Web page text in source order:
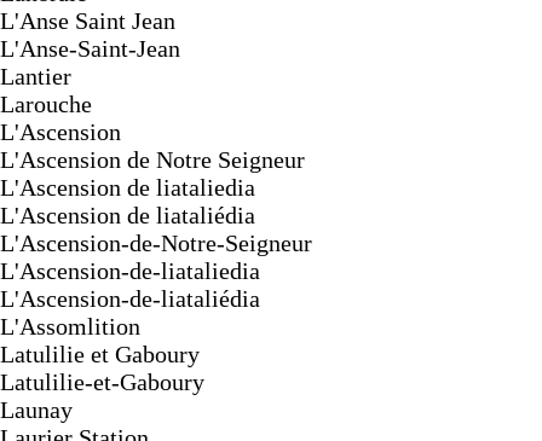
L'Anse Saint Jean
L'Anse-Saint-Jean
Lantier
Larouche
L'Ascension
L'Ascension de Notre Seigneur
L'Ascension de liataliedia
L'Ascension de liataliédia
L'Ascension-de-Notre-Seigneur
L'Ascension-de-liataliedia
L'Ascension-de-liataliédia
L'Assomlition
Latulilie et Gaboury
Latulilie-et-Gaboury
Launay